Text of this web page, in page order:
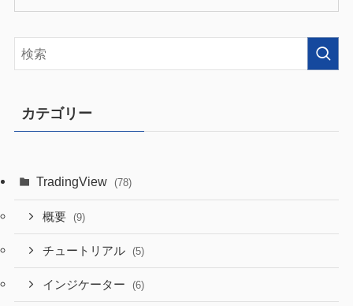
カテゴリー
TradingView (78)
概要 (9)
チュートリアル (5)
インジケーター (6)